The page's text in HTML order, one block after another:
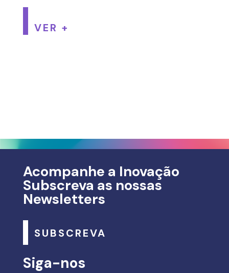
VER +
Acompanhe a Inovação
Subscreva as nossas
Newsletters
SUBSCREVA
Siga-nos